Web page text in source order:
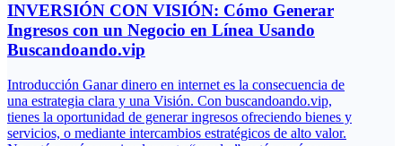
INVERSIÓN CON VISIÓN: Cómo Generar
Ingresos con un Negocio en Línea Usando
Buscandoando.vip
Introducción Ganar dinero en internet es la consecuencia de
una estrategia clara y una Visión. Con buscandoando.vip,
tienes la oportunidad de generar ingresos ofreciendo bienes y
servicios, o mediante intercambios estratégicos de alto valor.